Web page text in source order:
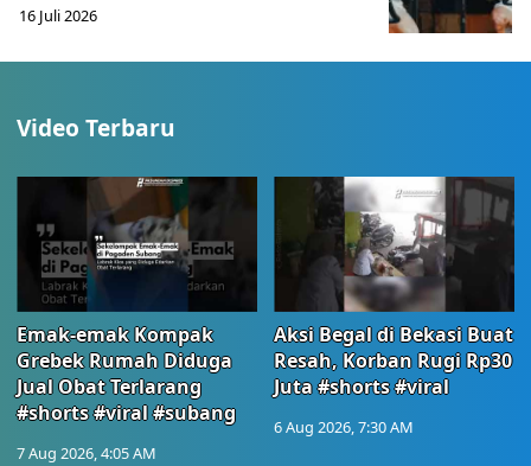
16 Juli 2026
Video Terbaru
Emak-emak Kompak
Grebek Rumah Diduga
Jual Obat Terlarang
#shorts #viral #subang
7 Aug 2026, 4:05 AM
Aksi Begal di Bekasi Buat
Resah, Korban Rugi Rp30
Juta #shorts #viral
6 Aug 2026, 7:30 AM